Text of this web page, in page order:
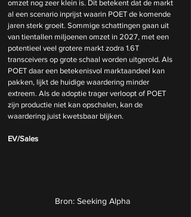
omzet nog zeer klein is. Dit betekent dat de markt
al een scenario inprijst waarin POET de komende
jaren sterk groeit. Sommige schattingen gaan uit
van tientallen miljoenen omzet in 2027, met een
potentieel veel grotere markt zodra 1.6T
transceivers op grote schaal worden uitgerold. Als
POET daar een betekenisvol marktaandeel kan
pakken, lijkt de huidige waardering minder
extreem. Als de adoptie trager verloopt of POET
zijn productie niet kan opschalen, kan de
waardering juist kwetsbaar blijken.
EV/Sales
Bron: Seeking Alpha